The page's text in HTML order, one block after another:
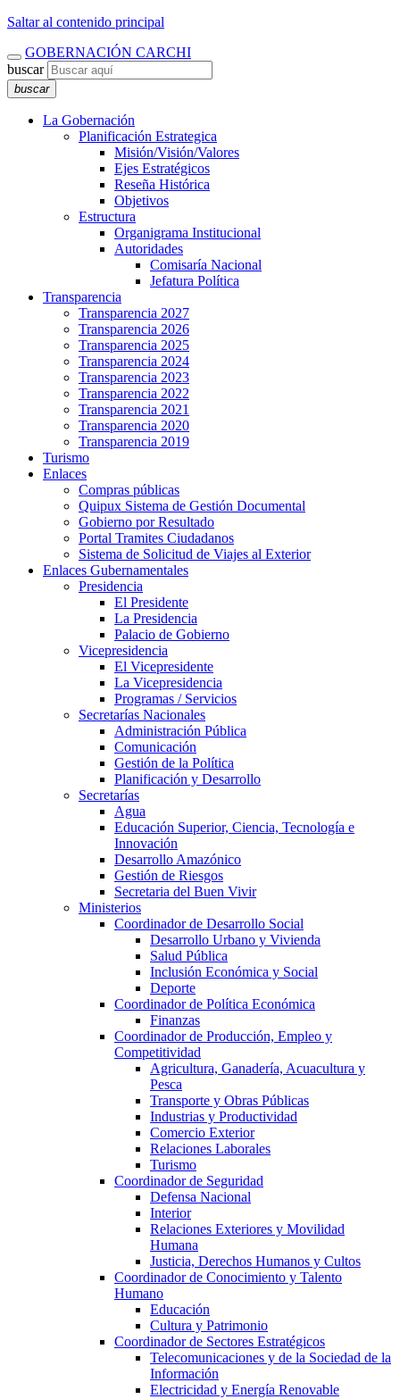
Saltar al contenido principal
GOBERNACIÓN CARCHI
buscar
buscar
La Gobernación
Planificación Estrategica
Misión/Visión/Valores
Ejes Estratégicos
Reseña Histórica
Objetivos
Estructura
Organigrama Institucional
Autoridades
Comisaría Nacional
Jefatura Política
Transparencia
Transparencia 2027
Transparencia 2026
Transparencia 2025
Transparencia 2024
Transparencia 2023
Transparencia 2022
Transparencia 2021
Transparencia 2020
Transparencia 2019
Turismo
Enlaces
Compras públicas
Quipux Sistema de Gestión Documental
Gobierno por Resultado
Portal Tramites Ciudadanos
Sistema de Solicitud de Viajes al Exterior
Enlaces Gubernamentales
Presidencia
El Presidente
La Presidencia
Palacio de Gobierno
Vicepresidencia
El Vicepresidente
La Vicepresidencia
Programas / Servicios
Secretarías Nacionales
Administración Pública
Comunicación
Gestión de la Política
Planificación y Desarrollo
Secretarías
Agua
Educación Superior, Ciencia, Tecnología e
Innovación
Desarrollo Amazónico
Gestión de Riesgos
Secretaria del Buen Vivir
Ministerios
Coordinador de Desarrollo Social
Desarrollo Urbano y Vivienda
Salud Pública
Inclusión Económica y Social
Deporte
Coordinador de Política Económica
Finanzas
Coordinador de Producción, Empleo y
Competitividad
Agricultura, Ganadería, Acuacultura y
Pesca
Transporte y Obras Públicas
Industrias y Productividad
Comercio Exterior
Relaciones Laborales
Turismo
Coordinador de Seguridad
Defensa Nacional
Interior
Relaciones Exteriores y Movilidad
Humana
Justicia, Derechos Humanos y Cultos
Coordinador de Conocimiento y Talento
Humano
Educación
Cultura y Patrimonio
Coordinador de Sectores Estratégicos
Telecomunicaciones y de la Sociedad de la
Información
Electricidad y Energía Renovable